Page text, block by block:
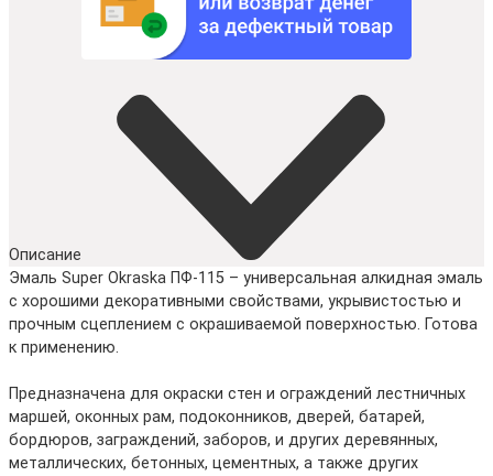
Описание
Эмаль Super Okraska ПФ-115 – универсальная алкидная эмаль
с хорошими декоративными свойствами, укрывистостью и
прочным сцеплением с окрашиваемой поверхностью. Готова
к применению.
Предназначена для окраски стен и ограждений лестничных
маршей, оконных рам, подоконников, дверей, батарей,
бордюров, заграждений, заборов, и других деревянных,
металлических, бетонных, цементных, а также других